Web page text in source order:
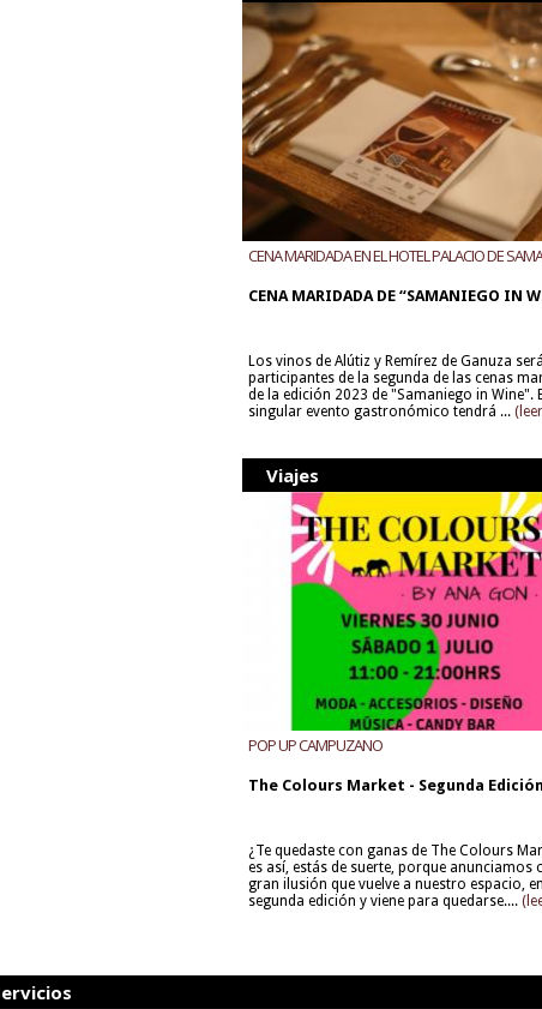
CENA MARIDADA EN EL HOTEL PALACIO DE
CENA MARIDADA DE “SAMANIEGO IN
Los vinos de Alútiz y Remírez de Ganuza
participantes de la segunda de las cenas
de la edición 2023 de "Samaniego in Wine".
singular evento gastronómico tendrá ...
Viajes
POP UP CAMPUZANO
The Colours Market - Segunda Edición
¿Te quedaste con ganas de The Colours
es así, estás de suerte, porque anunciamos
gran ilusión que vuelve a nuestro espacio,
segunda edición y viene para quedarse....